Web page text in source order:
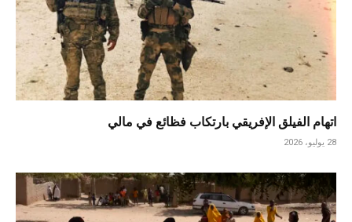
اتهام الفيلق الإفريقي بارتكاب فظائع في مالي
28 يوليو، 2026